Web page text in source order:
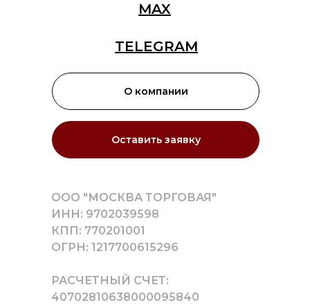
Оставить заявку
О компании
MAX
TELEGRAM
ООО "МОСКВА ТОРГОВАЯ"
ИНН: 9702039598
КПП: 770201001
ОГРН: 1217700615296
РАСЧЕТНЫЙ СЧЕТ:
40702810638000095840